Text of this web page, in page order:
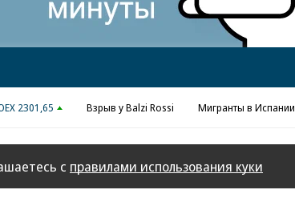
2301,65 Взрыв у Balzi Rossi Мигранты в Испании
с правилами использования куки